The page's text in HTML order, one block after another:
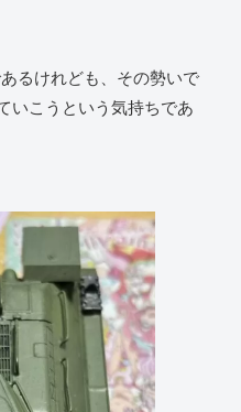
るけれども、その勢いで
いこうという気持ちであ